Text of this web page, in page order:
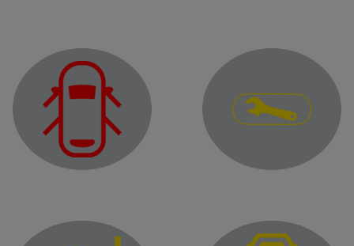
Upozoravajuća lampica za status vrata
Lampica upozorenja